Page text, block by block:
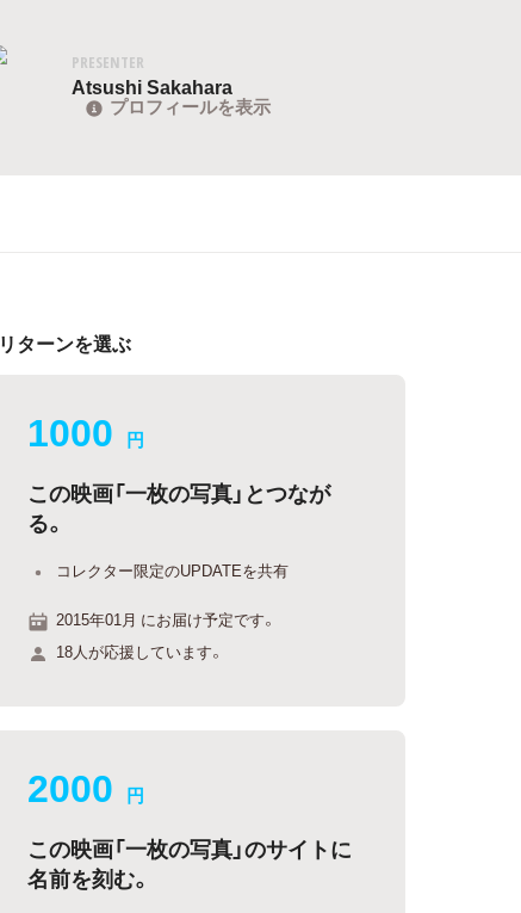
PRESENTER
Atsushi Sakahara
プロフィールを表示
リターンを選ぶ
1000 円
この映画「一枚の写真」とつなが
る。
コレクター限定のUPDATEを共有
2015年01月 にお届け予定です。
18人が応援しています。
2000 円
この映画「一枚の写真」のサイトに
名前を刻む。